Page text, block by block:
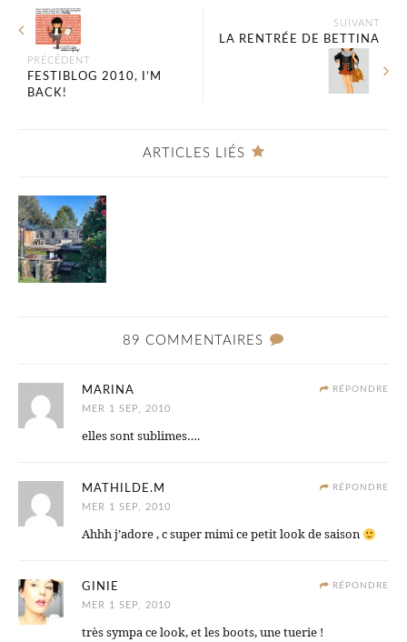
PRÉCÉDENT
FESTIBLOG 2010, I’M
BACK!
SUIVANT
LA RENTRÉE DE BETTINA
ARTICLES LIÉS
89 COMMENTAIRES
RÉPONDRE
MARINA
MER 1 SEP, 2010
elles sont sublimes….
RÉPONDRE
MATHILDE.M
MER 1 SEP, 2010
Ahhh j’adore , c super mimi ce petit look de saison
RÉPONDRE
GINIE
MER 1 SEP, 2010
très sympa ce look, et les boots, une tuerie !